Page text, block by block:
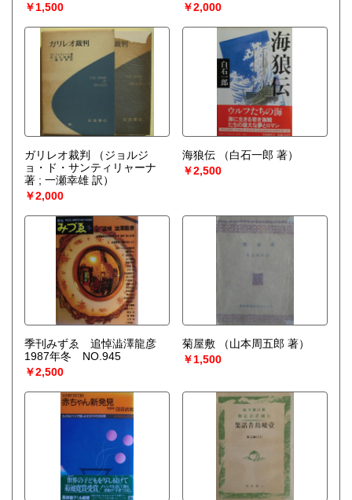
￥1,500
￥2,000
ガリレオ裁判
（ジョルジ
ョ・ド・サンティリャーナ
著 ; 一瀬幸雄 訳）
￥2,000
海狼伝
（白石一郎 著）
￥2,500
季刊みずゑ 追悼澁澤龍彦
1987年冬 NO.945
￥2,500
菊屋敷
（山本周五郎 著）
￥1,500